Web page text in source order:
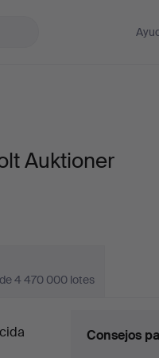
Auktioner
4 470 000 lotes
Consejos